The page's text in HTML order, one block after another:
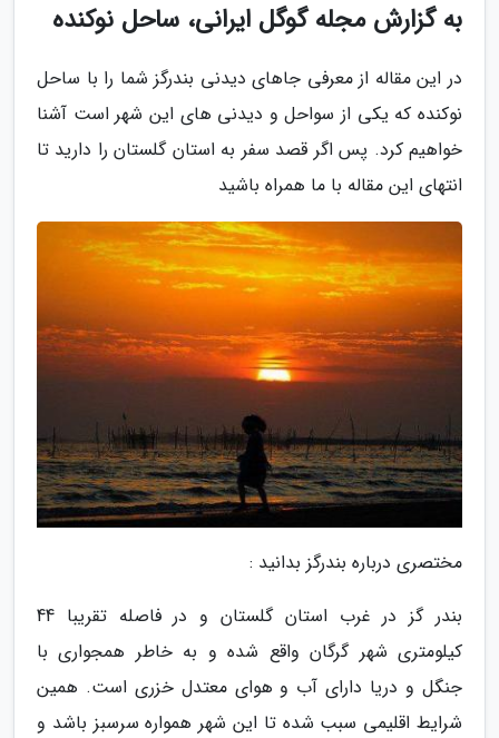
به گزارش مجله گوگل ایرانی، ساحل نوکنده
در این مقاله از معرفی جاهای دیدنی بندرگز شما را با ساحل
نوکنده که یکی از سواحل و دیدنی های این شهر است آشنا
خواهیم کرد. پس اگر قصد سفر به استان گلستان را دارید تا
انتهای این مقاله با ما همراه باشید
مختصری درباره بندرگز بدانید :
بندر گز در غرب استان گلستان و در فاصله تقریبا 44
کیلومتری شهر گرگان واقع شده و به خاطر همجواری با
جنگل و دریا دارای آب و هوای معتدل خزری است. همین
شرایط اقلیمی سبب شده تا این شهر همواره سرسبز باشد و